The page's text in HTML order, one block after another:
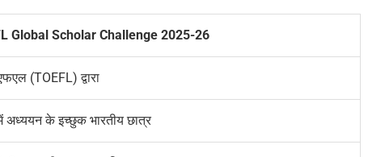
Global Scholar Challenge 2025-26
(TOEFL) द्वारा
अध्ययन के इच्छुक भारतीय छात्र